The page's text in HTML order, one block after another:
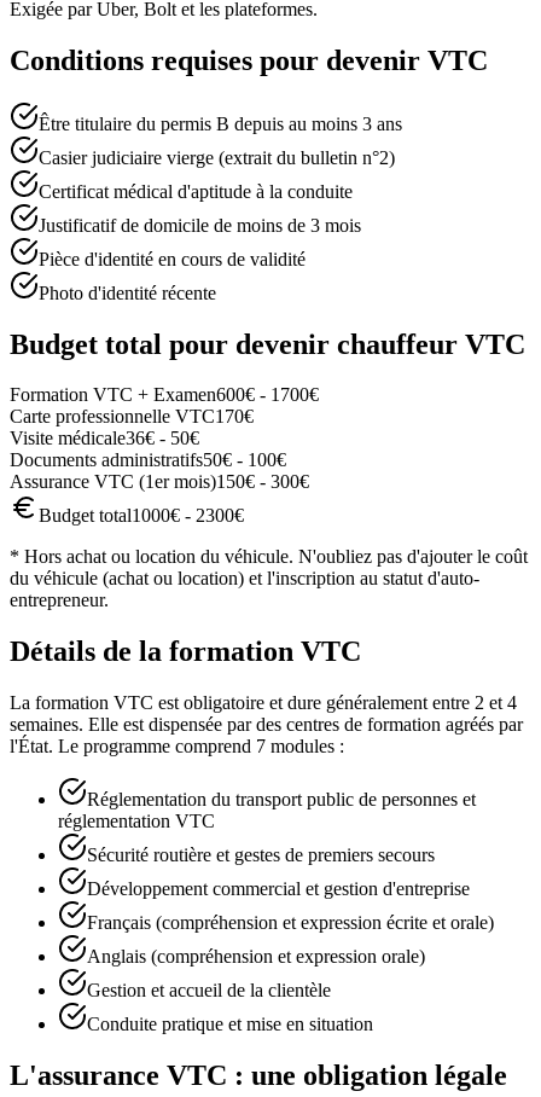
Exigée par Uber, Bolt et les plateformes.
Conditions requises pour devenir VTC
Être titulaire du permis B depuis au moins 3 ans
Casier judiciaire vierge (extrait du bulletin n°2)
Certificat médical d'aptitude à la conduite
Justificatif de domicile de moins de 3 mois
Pièce d'identité en cours de validité
Photo d'identité récente
Budget total pour devenir chauffeur VTC
Formation VTC + Examen600€ - 1700€
Carte professionnelle VTC170€
Visite médicale36€ - 50€
Documents administratifs50€ - 100€
Assurance VTC (1er mois)150€ - 300€
Budget total1000€ - 2300€
* Hors achat ou location du véhicule. N'oubliez pas d'ajouter le coût
du véhicule (achat ou location) et l'inscription au statut d'auto-
entrepreneur.
Détails de la formation VTC
La formation VTC est obligatoire et dure généralement entre 2 et 4
semaines. Elle est dispensée par des centres de formation agréés par
l'État. Le programme comprend 7 modules :
Réglementation du transport public de personnes et
réglementation VTC
Sécurité routière et gestes de premiers secours
Développement commercial et gestion d'entreprise
Français (compréhension et expression écrite et orale)
Anglais (compréhension et expression orale)
Gestion et accueil de la clientèle
Conduite pratique et mise en situation
L'assurance VTC : une obligation légale